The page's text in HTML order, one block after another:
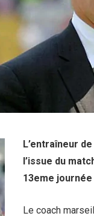
L’entraîneur
l’issue du
13eme
Le coach